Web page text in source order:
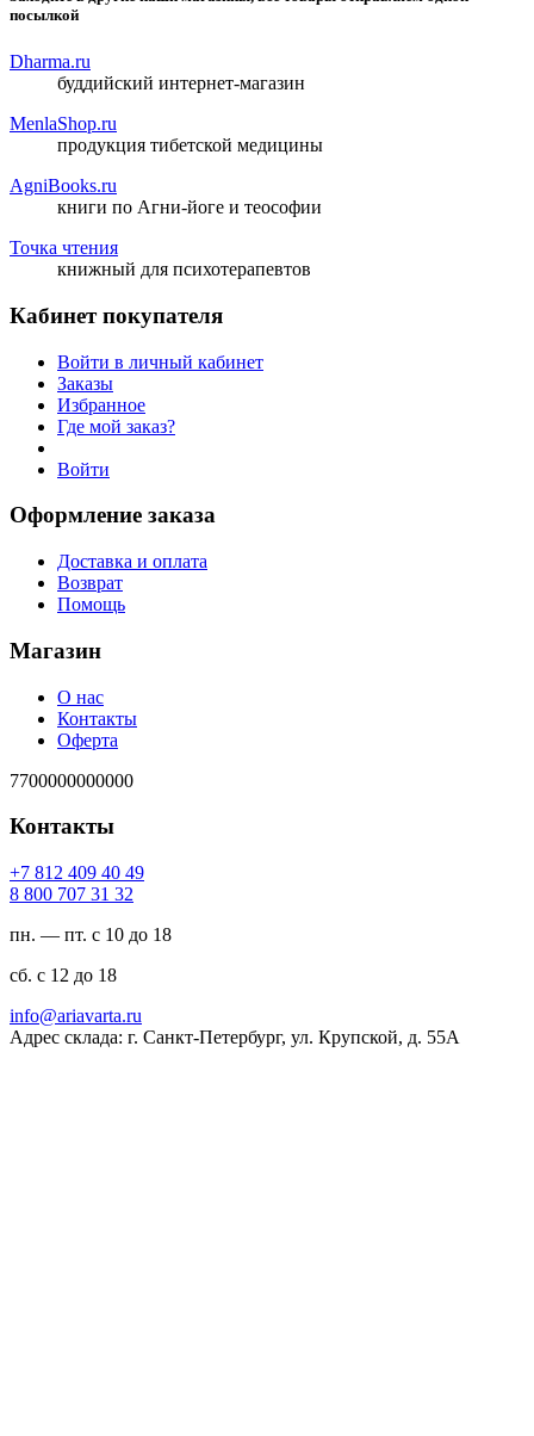
посылкой
Dharma.ru
буддийский интернет-магазин
MenlaShop.ru
продукция тибетской медицины
AgniBooks.ru
книги по Агни-йоге и теософии
Точка чтения
книжный для психотерапевтов
Кабинет покупателя
Войти в личный кабинет
Заказы
Избранное
Где мой заказ?
Войти
Оформление заказа
Доставка и оплата
Возврат
Помощь
Магазин
О нас
Контакты
Оферта
7700000000000
Контакты
94 04 904 218 7+
23 13 707 008 8
пн. — пт. с 10 до 18
сб. с 12 до 18
ur.atravaira@ofni
Адрес склада: г. Санкт-Петербург, ул. Крупской, д. 55А